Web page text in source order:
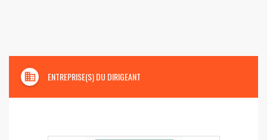
domain ENTREPRISE(S) DU DIRIGEANT